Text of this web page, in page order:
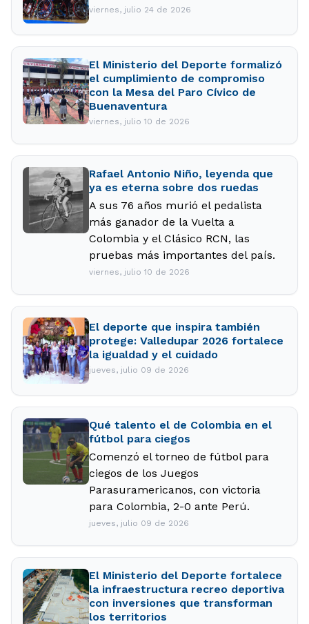
viernes, julio 24 de 2026
El Ministerio del Deporte formalizó
el cumplimiento de compromiso
con la Mesa del Paro Cívico de
Buenaventura
viernes, julio 10 de 2026
Rafael Antonio Niño, leyenda que
ya es eterna sobre dos ruedas
A sus 76 años murió el pedalista
más ganador de la Vuelta a
Colombia y el Clásico RCN, las
pruebas más importantes del país.
viernes, julio 10 de 2026
El deporte que inspira también
protege: Valledupar 2026 fortalece
la igualdad y el cuidado
jueves, julio 09 de 2026
Qué talento el de Colombia en el
fútbol para ciegos
Comenzó el torneo de fútbol para
ciegos de los Juegos
Parasuramericanos, con victoria
para Colombia, 2-0 ante Perú.
jueves, julio 09 de 2026
El Ministerio del Deporte fortalece
la infraestructura recreo deportiva
con inversiones que transforman
los territorios